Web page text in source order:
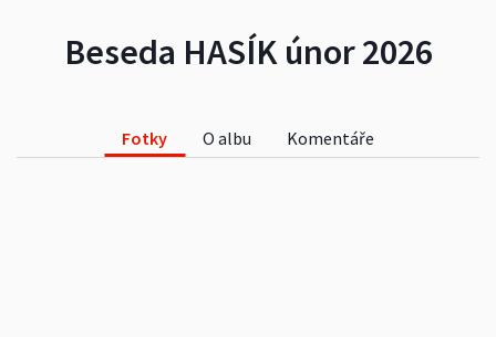
Beseda HASÍK únor 2026
Fotky O albu Komentáře